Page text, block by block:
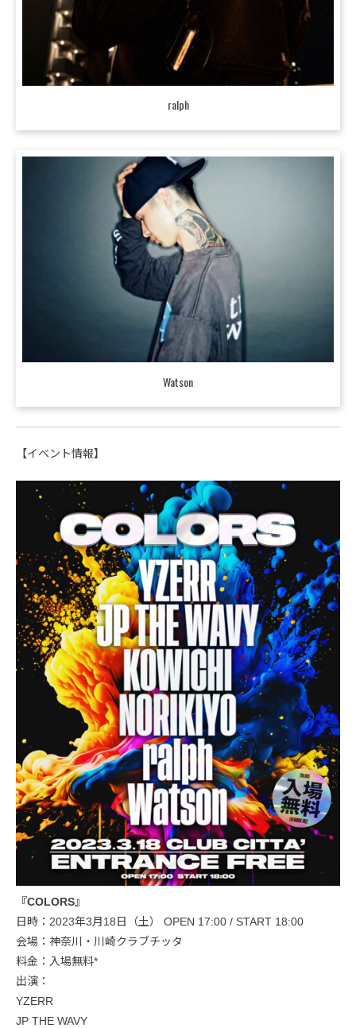
ralph
Watson
【イベント情報】
『COLORS』
日時：2023年3月18日（土） OPEN 17:00 / START 18:00
会場：神奈川・川崎クラブチッタ
料金：入場無料*
出演：
YZERR
JP THE WAVY